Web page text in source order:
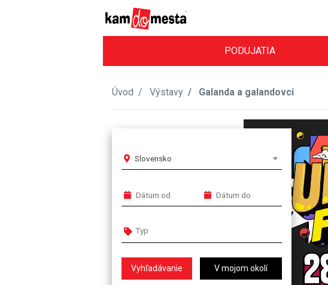
PODUJATIA
Úvod Výstavy Galanda a galandovci
Slovensko
V mojom okolí
Previous